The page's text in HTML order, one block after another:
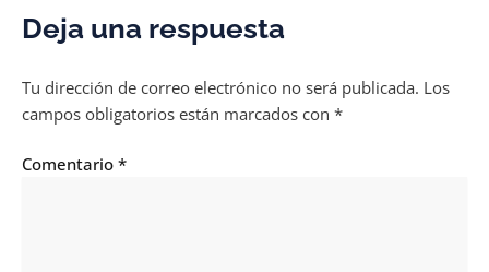
Deja una respuesta
Tu dirección de correo electrónico no será publicada. Los
campos obligatorios están marcados con *
Comentario *